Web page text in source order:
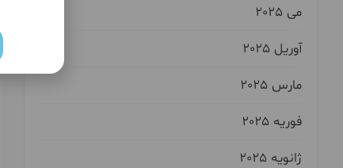
می 2025
آوریل 2025
مارس 2025
فوریه 2025
ژانویه 2025